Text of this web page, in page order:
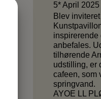
5* April
Blev
inspirerende
anbefales.
tilhørende
udstilling, er
cafeen, som
springvand.
AYOE LL